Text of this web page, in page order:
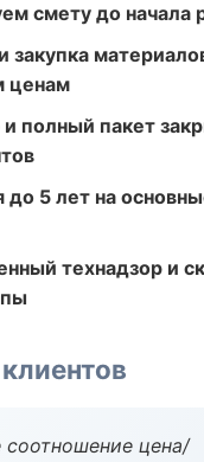
смету до начала
закупка
ценам
и полный пакет
до 5 лет на
технадзор и
цена/